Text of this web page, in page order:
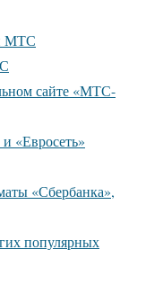
МТС
сайте «МТС-
«Евросеть»
«Сбербанка»,
популярных